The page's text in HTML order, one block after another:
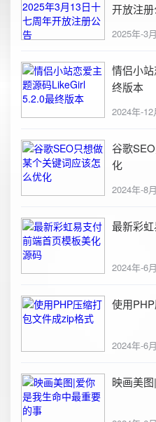
开放注
2025年-3
情侣小
终版本
2024年-12
谷歌
化
2024年-8
最新彩
2024年-6
使用
2024年-6
映画美